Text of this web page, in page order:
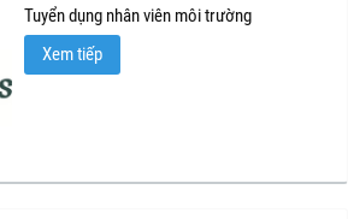
Tuyển dụng nhân viên môi trường
Xem tiếp